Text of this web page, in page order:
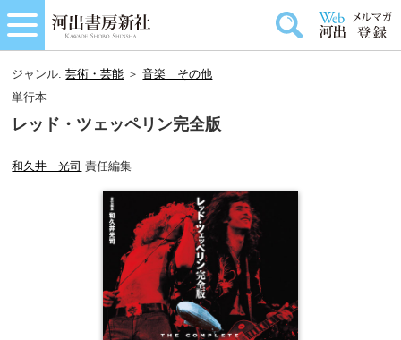
ジャンル:芸術・芸能 ＞音楽＿その他
単行本
レッド・ツェッペリン完全版
和久井 光司 責任編集